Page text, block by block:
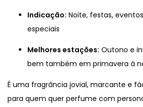
Indicação: Noite, festas,
especiais
Melhores estações: Outono e
bem também em primavera à
É uma fragrância jovial, marcante e
para quem quer perfume com